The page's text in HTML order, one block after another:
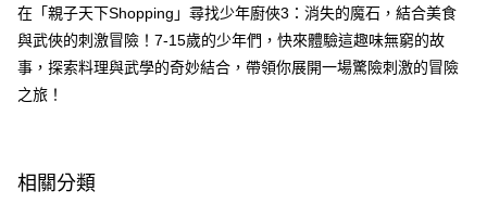
成交易。
3.實際核准額度、可分期數及費用金額請依後續交易確認頁面所載為準。
4.訂單成立30分鐘內，如未前往確認交易或遇審核未通過，訂單將自動取
消。如遇「轉專審核」未通過狀況，表示未達大哥付你分期系統評分，恕無
法說明評估內容。
帳／街口支付／iPASS MONEY」等通路繳費。
AFTEE先享後付是「在收到商品之後才付款」的支付方式。 讓您購物簡單
便利好安心！
１．簡單：不需註冊會員、不需綁卡、不需儲值。
２．便利：只要手機號碼，簡訊認證，即可結帳。
３．安心：先確認商品／服務後，再付款。
結帳頁面，進行簡訊認證並確認金額後，即可完成結帳。
２．訂單成立數日內，您將收到繳費通知簡訊。
ATM付款
運送方式
付款後全家取貨｜8/8-8/14運費優惠，結帳滿499即享免運。
付款後7-11取貨
在「親子天下Shopping」尋找少年廚俠3：消失的魔石，結合美食
與武俠的刺激冒險！7-15歲的少年們，快來體驗這趣味無窮的故
事，探索料理與武學的奇妙結合，帶領你展開一場驚險刺激的冒險
之旅！
相關分類